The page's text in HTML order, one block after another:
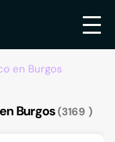
en Burgos
Burgos 3169